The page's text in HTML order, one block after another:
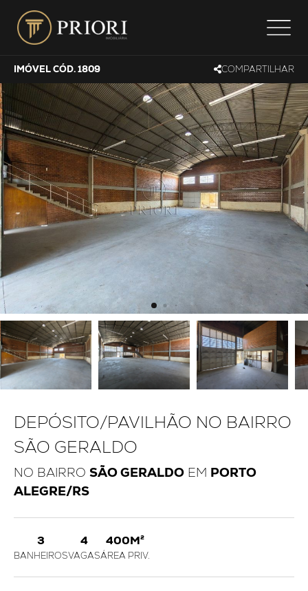
IMÓVEL CÓD. 1809 COMPARTILHAR
DEPÓSITO/PAVILHÃO NO BAIRRO
SÃO GERALDO
NO BAIRRO SÃO GERALDO EM PORTO
ALEGRE/RS
3
BANHEIROS
4
VAGAS
400M²
ÁREA PRIV.